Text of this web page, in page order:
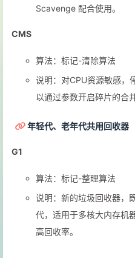
Scavenge 配合使用。
CMS
算法：标记-清除算法
说明：对CPU资源敏感，
以通过参数开启碎片的合
年轻代、老年代共用回收器
G1
算法：标记-整理算法
说明：新的垃圾回收器，
代，适用于多核大内存机
高回收率。